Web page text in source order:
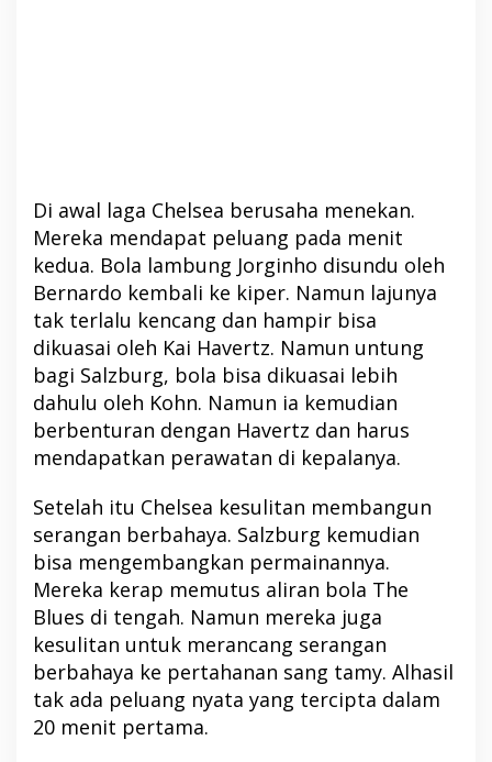
Di awal laga Chelsea berusaha menekan.
Mereka mendapat peluang pada menit
kedua. Bola lambung Jorginho disundu oleh
Bernardo kembali ke kiper. Namun lajunya
tak terlalu kencang dan hampir bisa
dikuasai oleh Kai Havertz. Namun untung
bagi Salzburg, bola bisa dikuasai lebih
dahulu oleh Kohn. Namun ia kemudian
berbenturan dengan Havertz dan harus
mendapatkan perawatan di kepalanya.
Setelah itu Chelsea kesulitan membangun
serangan berbahaya. Salzburg kemudian
bisa mengembangkan permainannya.
Mereka kerap memutus aliran bola The
Blues di tengah. Namun mereka juga
kesulitan untuk merancang serangan
berbahaya ke pertahanan sang tamy. Alhasil
tak ada peluang nyata yang tercipta dalam
20 menit pertama.